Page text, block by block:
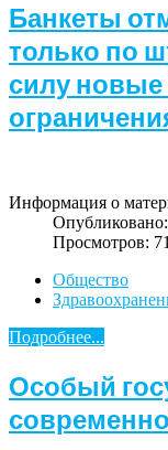
Банкеты
только по
силу
Информация о
Просмотров:
Общество
Подробнее...
Особый